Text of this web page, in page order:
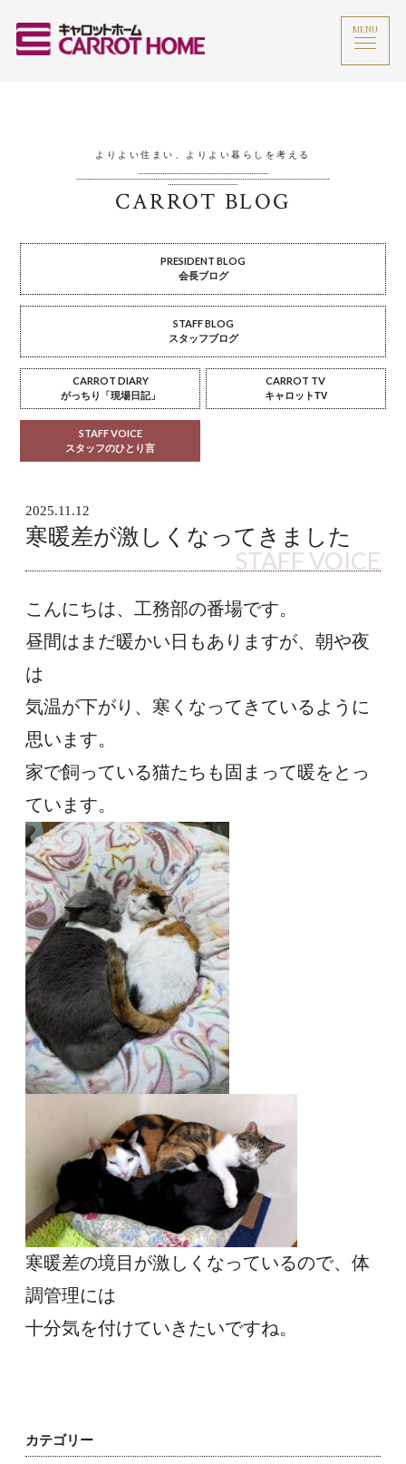
MENU
よりよい住まい、よりよい暮らしを考える
CARROT BLOG
PRESIDENT BLOG
会長ブログ
STAFF BLOG
スタッフブログ
CARROT DIARY
がっちり「現場日記」
CARROT TV
キャロットTV
STAFF VOICE
スタッフのひとり言
2025.11.12
寒暖差が激しくなってきました
STAFF VOICE
こんにちは、工務部の番場です。
昼間はまだ暖かい日もありますが、朝や夜
は
気温が下がり、寒くなってきているように
思います。
家で飼っている猫たちも固まって暖をとっ
ています。
寒暖差の境目が激しくなっているので、体
調管理には
十分気を付けていきたいですね。
カテゴリー